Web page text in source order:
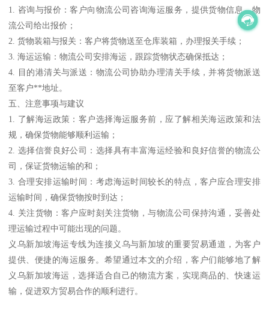
1. 咨询与报价：客户向物流公司咨询海运服务，提供货物信息，物
流公司给出报价；
2. 货物装箱与报关：客户将货物送至仓库装箱，办理报关手续；
3. 海运运输：物流公司安排海运，跟踪货物状态确保抵达；
4. 目的港清关与派送：物流公司协助办理清关手续，并将货物派送
至客户**地址。
五、注意事项与建议
1. 了解海运政策：客户选择海运服务前，应了解相关海运政策和法
规，确保货物能够顺利运输；
2. 选择信誉良好公司：选择具有丰富海运经验和良好信誉的物流公
司，保证货物运输的和；
3. 合理安排运输时间：考虑海运时间较长的特点，客户应合理安排
运输时间，确保货物按时到达；
4. 关注货物：客户应时刻关注货物，与物流公司保持沟通，妥善处
理运输过程中可能出现的问题。
义乌新加坡海运专线为连接义乌与新加坡的重要贸易通道，为客户
提供、便捷的海运服务。希望通过本文的介绍，客户们能够地了解
义乌新加坡海运，选择适合自己的物流方案，实现商品的、快速运
输，促进双方贸易合作的顺利进行。